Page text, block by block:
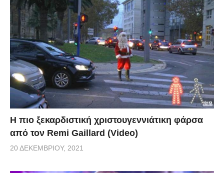
Η πιο ξεκαρδιστική χριστουγεννιάτικη φάρσα
από τον Remi Gaillard (Video)
20 ΔΕΚΕΜΒΡΊΟΥ, 2021